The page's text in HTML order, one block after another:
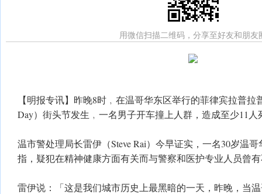
用微信扫描二维码，分享至好友和朋友
【明报专讯】昨晚8时﹐在温哥华东区举行的菲律宾拉普拉
Day）街头节发生﹐一名男子开车撞上人群，造成至少11
温市警处理局长雷伊（Steve Rai）今早证实，一名30岁温
指，疑犯在精神健康方面有关而与警察和医护专业人员曾
雷伊说：「这是我们城市历史上最黑暗的一天，昨晚，当